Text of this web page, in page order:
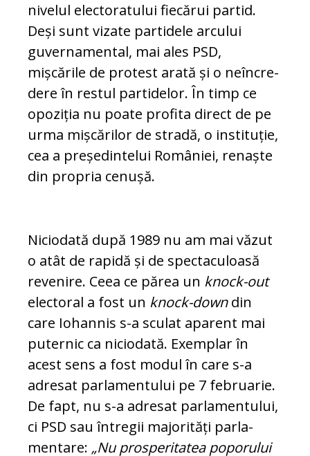
nivelul electoratului fiecărui par­tid.
Deși sunt vizate par­ti­dele arcului
guvernamental, mai ales PSD,
mișcările de protest arată și o ne­în­cre­
dere în restul partidelor. În timp ce
opoziția nu poate profita direct de pe
urma mișcărilor de stradă, o ins­tituție,
cea a președintelui României, renaște
din pro­pria cenușă.
Niciodată după 1989 nu am mai văzut
o atât de rapidă și de spectaculoasă
reve­ni­re. Ceea ce părea un knock-out
electoral a fost un knock-downdin
care Iohannis s-a sculat aparent mai
puternic ca nicio­dată. Exemplar în
acest sens a fost modul în care s-a
adresat parlamentului pe 7 fe­bruarie.
De fapt, nu s-a adresat par­la­men­tului,
ci PSD sau întregii majorități par­la­
mentare: „Nu prosperitatea poporului